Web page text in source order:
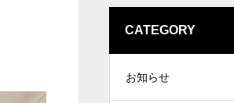
CATEGORY
お知らせ